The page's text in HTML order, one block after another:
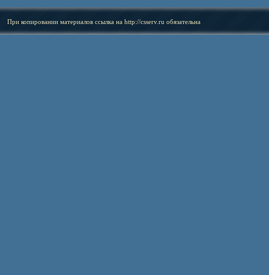
При копировании материалов ссылка на http://csserv.ru обязательна